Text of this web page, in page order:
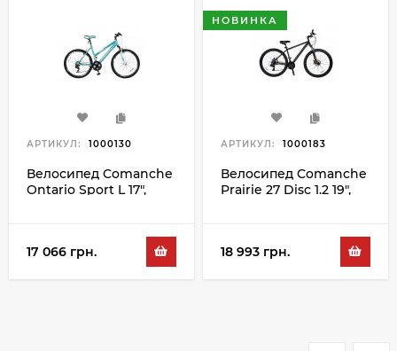
АРТИКУЛ: 1000130
Велосипед Comanche
Ontario Sport L 17",
17 066 грн.
НОВИНКА
АРТИКУЛ: 1000183
Велосипед Comanche
Prairie 27 Disc 1.2 19",
18 993 грн.